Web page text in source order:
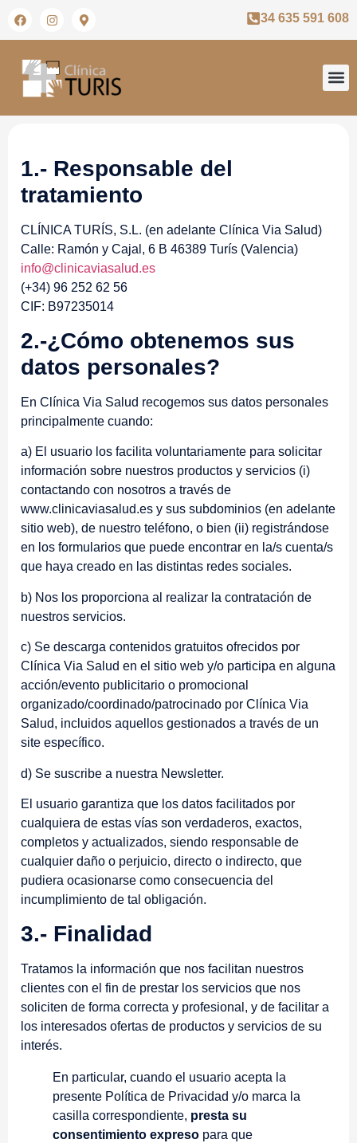
34 635 591 608
1.- Responsable del
tratamiento
CLÍNICA TURÍS, S.L. (en adelante Clínica Via Salud)
Calle: Ramón y Cajal, 6 B 46389 Turís (Valencia)
info@clinicaviasalud.es
(+34) 96 252 62 56
CIF: B97235014
2.-¿Cómo obtenemos sus
datos personales?
En Clínica Via Salud recogemos sus datos personales
principalmente cuando:
a) El usuario los facilita voluntariamente para solicitar
información sobre nuestros productos y servicios (i)
contactando con nosotros a través de
www.clinicaviasalud.es y sus subdominios (en adelante
sitio web), de nuestro teléfono, o bien (ii) registrándose
en los formularios que puede encontrar en la/s cuenta/s
que haya creado en las distintas redes sociales.
b) Nos los proporciona al realizar la contratación de
nuestros servicios.
c) Se descarga contenidos gratuitos ofrecidos por
Clínica Via Salud en el sitio web y/o participa en alguna
acción/evento publicitario o promocional
organizado/coordinado/patrocinado por Clínica Via
Salud, incluidos aquellos gestionados a través de un
site específico.
d) Se suscribe a nuestra Newsletter.
El usuario garantiza que los datos facilitados por
cualquiera de estas vías son verdaderos, exactos,
completos y actualizados, siendo responsable de
cualquier daño o perjuicio, directo o indirecto, que
pudiera ocasionarse como consecuencia del
incumplimiento de tal obligación.
3.- Finalidad
Tratamos la información que nos facilitan nuestros
clientes con el fin de prestar los servicios que nos
soliciten de forma correcta y profesional, y de facilitar a
los interesados ofertas de productos y servicios de su
interés.
En particular, cuando el usuario acepta la
presente Política de Privacidad y/o marca la
casilla correspondiente, presta su
consentimiento expreso para que